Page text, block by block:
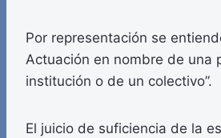
Por representación se
Actuación en nombre de una
institución o de un colectivo”.
El juicio de suficiencia de la